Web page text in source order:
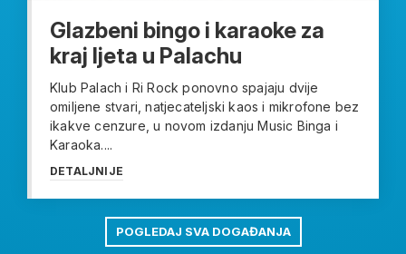
Glazbeni bingo i karaoke za
kraj ljeta u Palachu
Klub Palach i Ri Rock ponovno spajaju dvije
omiljene stvari, natjecateljski kaos i mikrofone bez
ikakve cenzure, u novom izdanju Music Binga i
Karaoka....
DETALJNIJE
POGLEDAJ SVA DOGAĐANJA